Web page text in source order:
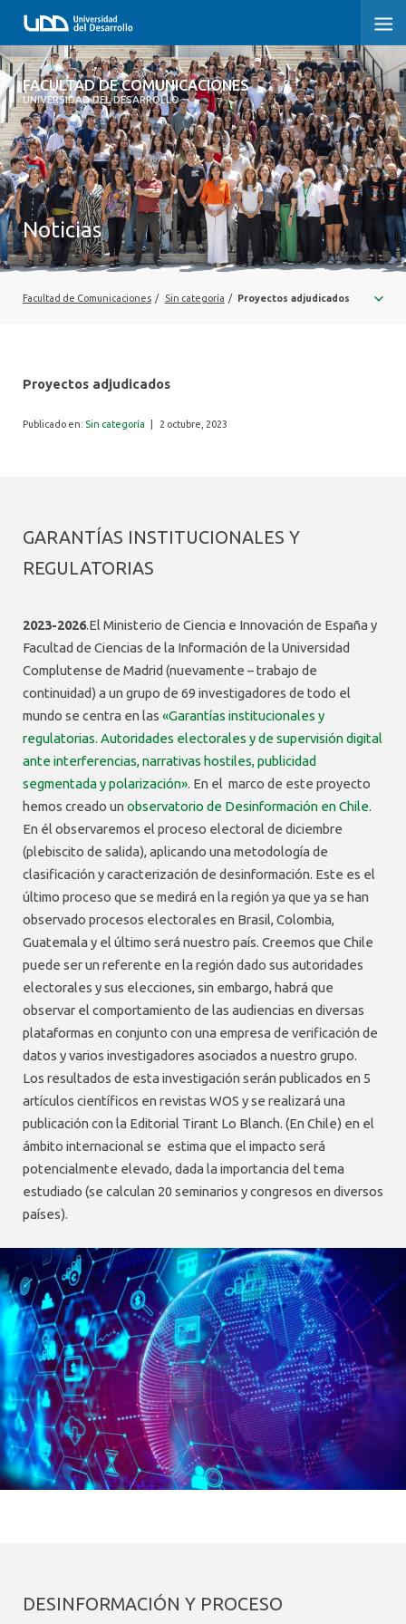
FACULTAD DE COMUNICACIONES
UNIVERSIDAD DEL DESARROLLO
FACULTAD DE COMUNICACIONES
INICIO
SOBRE LA FACULTAD
CARRERAS
POSTGRADOS Y EDUCACIÓN CONTINUA
Noticias
Facultad de Comunicaciones / Sin categoría / Proyectos adjudicados
Proyectos adjudicados
Publicado en: Sin categoría 2 octubre, 2023
GARANTÍAS INSTITUCIONALES Y
REGULATORIAS
2023-2026.El Ministerio de Ciencia e Innovación de España y
Facultad de Ciencias de la Información de la Universidad
Complutense de Madrid (nuevamente – trabajo de
continuidad) a un grupo de 69 investigadores de todo el
mundo se centra en las «Garantías institucionales y
regulatorias. Autoridades electorales y de supervisión digital
ante interferencias, narrativas hostiles, publicidad
segmentada y polarización». En el marco de este proyecto
hemos creado un observatorio de Desinformación en Chile.
En él observaremos el proceso electoral de diciembre
(plebiscito de salida), aplicando una metodología de
clasificación y caracterización de desinformación. Este es el
último proceso que se medirá en la región ya que ya se han
observado procesos electorales en Brasil, Colombia,
Guatemala y el último será nuestro país. Creemos que Chile
puede ser un referente en la región dado sus autoridades
electorales y sus elecciones, sin embargo, habrá que
observar el comportamiento de las audiencias en diversas
plataformas en conjunto con una empresa de verificación de
datos y varios investigadores asociados a nuestro grupo.
Los resultados de esta investigación serán publicados en 5
artículos científicos en revistas WOS y se realizará una
publicación con la Editorial Tirant Lo Blanch. (En Chile) en el
ámbito internacional se estima que el impacto será
potencialmente elevado, dada la importancia del tema
estudiado (se calculan 20 seminarios y congresos en diversos
países).
DESINFORMACIÓN Y PROCESO